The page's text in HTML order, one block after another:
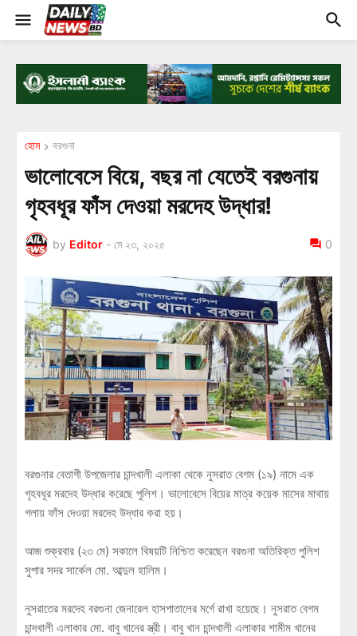
হোম বরগুনা
ভালোবেসে বিয়ে, বছর না যেতেই বরগুনায়
গৃহবধূর ফাঁস দেওয়া মরদেহ উদ্ধার!
by Editor - মে ২৩, ২০২৫ 0
বরগুনার বেতাগী উপজেলার চান্দখালী এলাকা থেকে নুসরাত বেগম (১৯) নামে এক
গৃহবধূর মরদেহ উদ্ধার করেছে পুলিশ। ভালোবেসে বিয়ের মাত্র কয়েক মাসের মাথায়
গলায় ফাঁস দেওয়া মরদেহ উদ্ধার করা হয়।
আজ শুক্রবার (২৩ মে) সকালে বিষয়টি নিশ্চিত করেছেন বরগুনা অতিরিক্ত পুলিশ
সুপার সদর সার্কেল মো. আব্দুল হালিম।
নুসরাতের মরদেহ বরগুনা জেনারেল হাসপাতালের মর্গে রাখা হয়েছে। নুসরাত বেগম
চান্দখালী এলাকার মো. বাবু খানের স্ত্রী। বাবু খান চান্দখালী এলাকার শামীম খানের